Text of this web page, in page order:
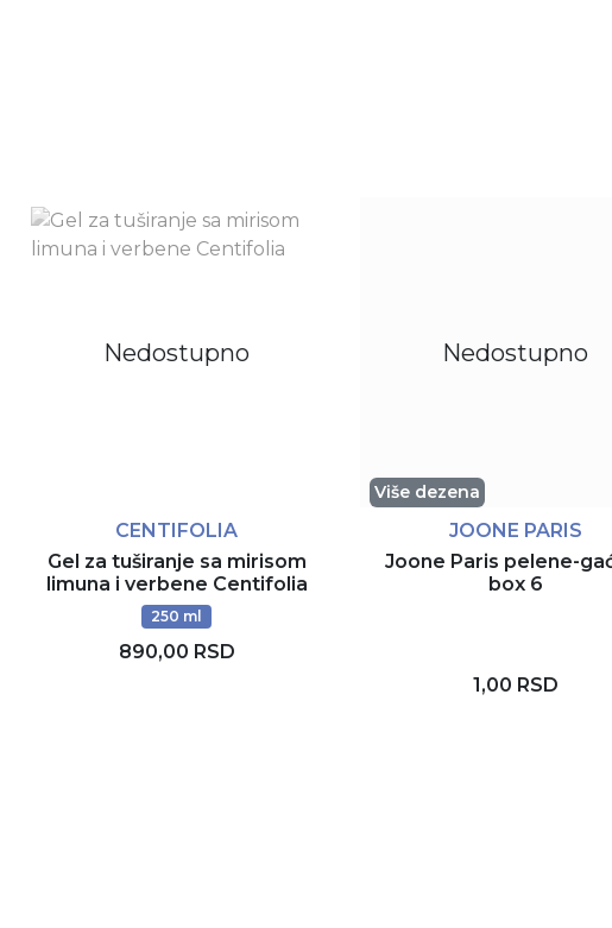
Nedostupno
CENTIFOLIA
Gel za tuširanje sa mirisom
limuna i verbene Centifolia
250 ml
890,00 RSD
Nedostupno
Više dezena
JOONE PARIS
Joone Paris pelene-
box 6
1,00 RSD